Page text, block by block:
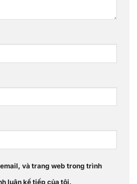
và trang web trong trình
luận kế tiếp của tôi.